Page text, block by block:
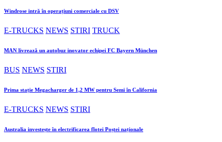
Windrose intră în operațiuni comerciale cu DSV
E-TRUCKS NEWS STIRI TRUCK
MAN livrează un autobuz inovator echipei FC Bayern München
BUS NEWS STIRI
Prima stație Megacharger de 1,2 MW pentru Semi în California
E-TRUCKS NEWS STIRI
Australia investește în electrificarea flotei Poștei naționale